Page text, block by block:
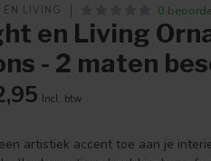
EN LIVING 0
en Living
- 2 maten
Incl. btw
artistiek accent toe aan je